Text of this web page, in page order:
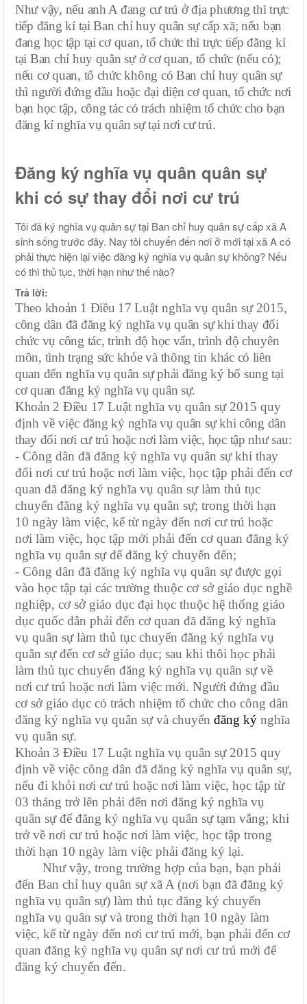
Như vậy, nếu anh A đang cư trú ở địa phương thì trực
tiếp đăng kí tại Ban chỉ huy quân sự cấp xã; nếu bạn
đang học tập tại cơ quan, tổ chức thì trực tiếp đăng kí
tại Ban chỉ huy quân sự ở cơ quan, tổ chức (nếu có);
nếu cơ quan, tổ chức không có Ban chỉ huy quân sự
thì người đứng đầu hoặc đại diện cơ quan, tổ chức nơi
bạn học tập, công tác có trách nhiệm tổ chức cho bạn
đăng kí nghĩa vụ quân sự tại nơi cư trú.
Đăng ký nghĩa vụ quân quân sự
khi có sự thay đổi nơi cư trú
Tôi đã ký nghĩa vụ quân sự tại Ban chỉ huy quân sự cấp xã A
sinh sống trước đây. Nay tôi chuyển đến nơi ở mới tại xã A có
phải thực hiện lại việc đăng ký nghĩa vụ quân sự không? Nếu
có thì thủ tục, thời hạn như thế nào?
Trả lời:
Theo khoản 1 Điều 17Luật nghĩa vụ quân sự 2015,
công dân đã đăng ký nghĩa vụ quân sự khi thay đổi
chức vụ công tác, trình độ học vấn, trình độ chuyên
môn, tình trạng sức khỏe và thông tin khác có liên
quan đến nghĩa vụ quân sự phải đăng ký bổ sung tại
cơ quan đăng ký nghĩa vụ quân sự.
Khoản 2 Điều 17 Luật nghĩa vụ quân sự 2015 quy
định về việc đăng ký nghĩa vụ quân sự khi công dân
thay đổi nơi cư trú hoặc nơi làm việc, học tập như sau:
- Công dân đã đăng ký nghĩa vụ quân sự khi thay
đổi nơi cư trú hoặc nơi làm việc, học tập phải đến cơ
quan đã đăng ký nghĩa vụ quân sự làm thủ tục
chuyển đăng ký nghĩa vụ quân sự; trong thời hạn
10 ngày làm việc, kể từ ngày đến nơi cư trú hoặc
nơi làm việc, học tập mới phải đến cơ quan đăng ký
nghĩa vụ quân sự để đăng ký chuyển đến;
- Công dân đã đăng ký nghĩa vụ quân sự được gọi
vào học tập tại các trường thuộc cơ sở giáo dục nghề
nghiệp, cơ sở giáo dục đại học thuộc hệ thống giáo
dục quốc dân phải đến cơ quan đã đăng ký nghĩa
vụ quân sự làm thủ tục chuyển đăng ký nghĩa vụ
quân sự đến cơ sở giáo dục; sau khi thôi học phải
làm thủ tục chuyển đăng ký nghĩa vụ quân sự về
nơi cư trú hoặc nơi làm việc mới. Người đứng đầu
cơ sở giáo dục có trách nhiệm tổ chức cho công dân
đăng ký nghĩa vụ quân sự và chuyển đăng ký nghĩa
vụ quân sự.
Khoản 3 Điều 17 Luật nghĩa vụ quân sự 2015 quy
định về việc công dân đã đăng ký nghĩa vụ quân sự,
nếu đi khỏi nơi cư trú hoặc nơi làm việc, học tập từ
03 tháng trở lên phải đến nơi đăng ký nghĩa vụ
quân sự để đăng ký nghĩa vụ quân sự tạm vắng; khi
trở về nơi cư trú hoặc nơi làm việc, học tập trong
thời hạn 10 ngày làm việc phải đăng ký lại.
Như vậy, trong trường hợp của bạn, bạn phải
đến Ban chỉ huy quân sự xã A (nơi bạn đã đăng ký
nghĩa vụ quân sự) làm thủ tục đăng ký chuyển
nghĩa vụ quân sự và trong thời hạn 10 ngày làm
việc, kể từ ngày đến nơi cư trú mới, bạn phải đến cơ
quan đăng ký nghĩa vụ quân sự nơi cư trú mới để
đăng ký chuyển đến.